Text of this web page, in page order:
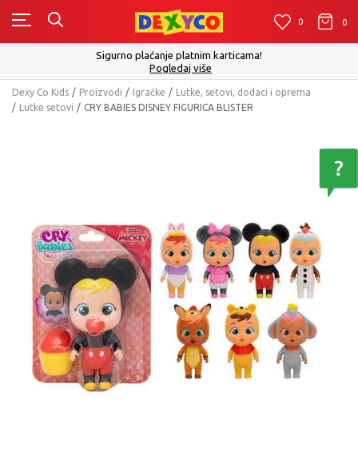
0 0
Sigurno plaćanje platnim karticama!
Pogledaj više
Dexy Co Kids Proizvodi Igračke
Lutke, setovi, dodaci i oprema
Lutke setovi
CRY BABIES DISNEY FIGURICA BLISTER